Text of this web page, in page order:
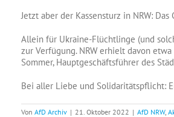
Jetzt aber der Kassensturz in NRW:
Allein für Ukraine-Flüchtlinge (und
zur Verfügung. NRW erhielt davon
Sommer, Hauptgeschäftsführer des
Bei aller Liebe und Solidaritätspflicht:
Von AfD Archiv | 21. Oktober 2022 | AfD NRW,